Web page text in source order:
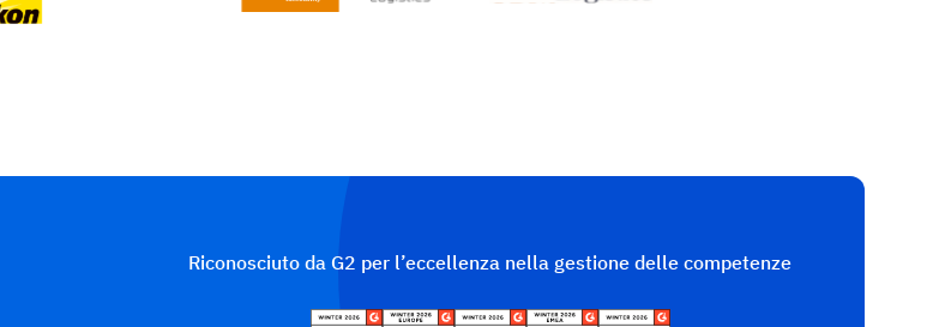
Riconosciuto da G2 per l’eccellenza nella gestione delle competenze